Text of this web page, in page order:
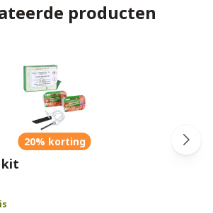
producten
20% korting